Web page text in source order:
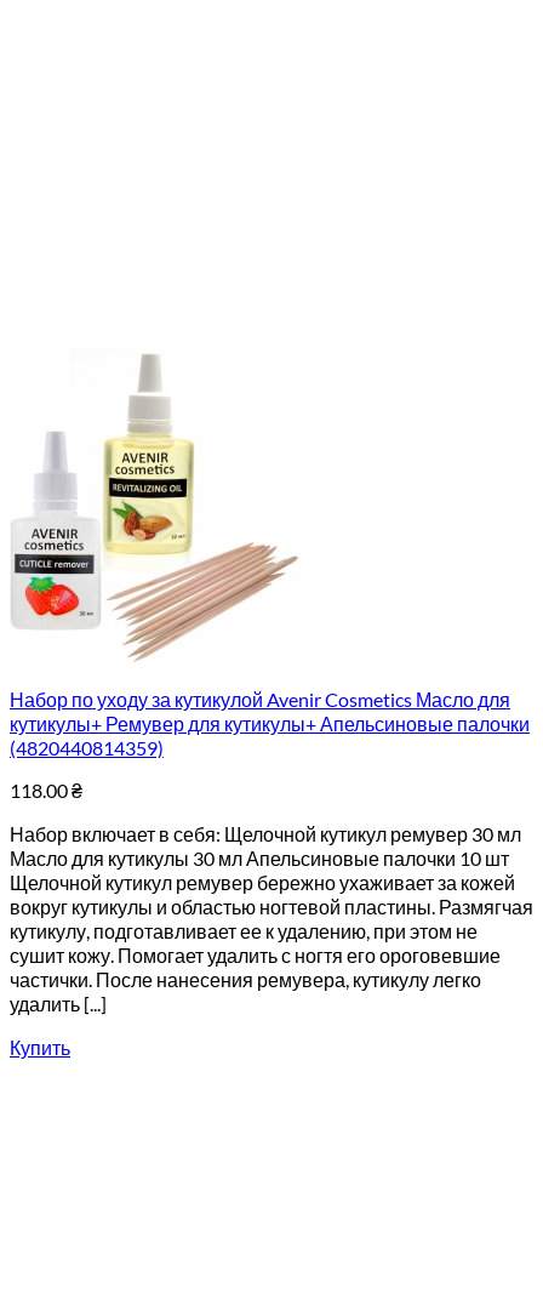
Набор по уходу за кутикулой Avenir Cosmetics Масло для
кутикулы+ Ремувер для кутикулы+ Апельсиновые палочки
(4820440814359)
118.00₴
Набор включает в себя: Щелочной кутикул ремувер 30 мл
Масло для кутикулы 30 мл Апельсиновые палочки 10 шт
Щелочной кутикул ремувер бережно ухаживает за кожей
вокруг кутикулы и областью ногтевой пластины. Размягчая
кутикулу, подготавливает ее к удалению, при этом не
сушит кожу. Помогает удалить с ногтя его ороговевшие
частички. После нанесения ремувера, кутикулу легко
удалить [...]
Купить